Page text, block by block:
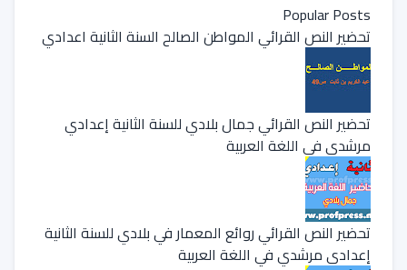
Popular Posts
تحضير النص القرائي المواطن الصالح السنة الثانية اعدادي
تحضير النص القرائي جمال بلادي للسنة الثانية إعدادي
مرشدي في اللغة العربية
تحضير النص القرائي روائع المعمار في بلادي للسنة الثانية
إعدادي مرشدي في اللغة العربية